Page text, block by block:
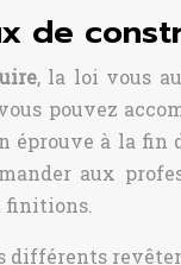
de
, la loi vous
pouvez
éprouve à la fin
aux
finitions.